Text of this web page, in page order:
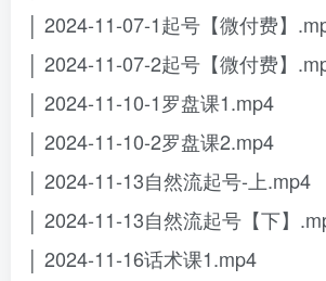
│ 2024-11-07-1起号【微付费】
│ 2024-11-07-2起号【微付费】
│ 2024-11-10-1罗盘课1.mp4
│ 2024-11-10-2罗盘课2.mp4
│ 2024-11-13自然流起号-上.mp4
│ 2024-11-13自然流起号【下】
│ 2024-11-16话术课1.mp4